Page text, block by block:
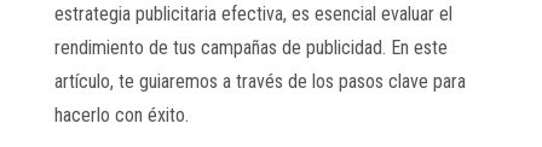
estrategia publicitaria efectiva, es esencial evaluar el
rendimiento de tus campañas de publicidad. En este
artículo, te guiaremos a través de los pasos clave para
hacerlo con éxito.